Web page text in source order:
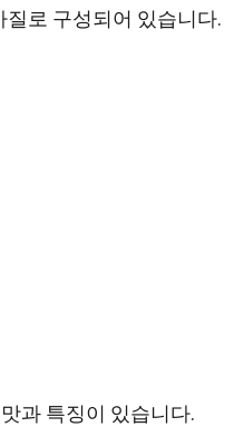
질로 구성되어 있습니다.
과 특징이 있습니다.